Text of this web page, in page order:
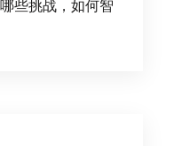
些挑战，如何智